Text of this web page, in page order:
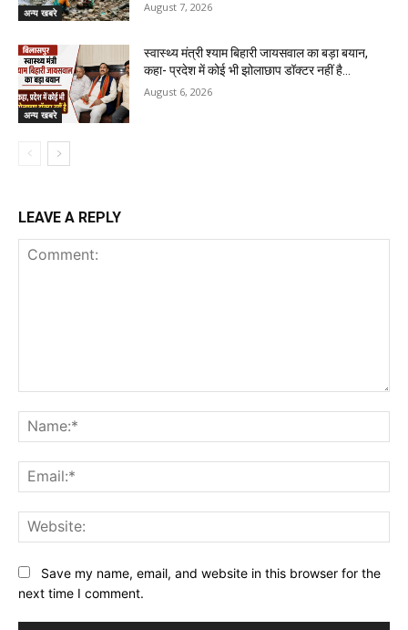
अन्य खबरे August 7, 2026
अन्य खबरे
स्वास्थ्य मंत्री श्याम बिहारी जायसवाल का बड़ा बयान,
कहा- प्रदेश में कोई भी झोलाछाप डॉक्टर नहीं है…
August 6, 2026
LEAVE A REPLY
Save my name, email, and website in this browser for the
next time I comment.